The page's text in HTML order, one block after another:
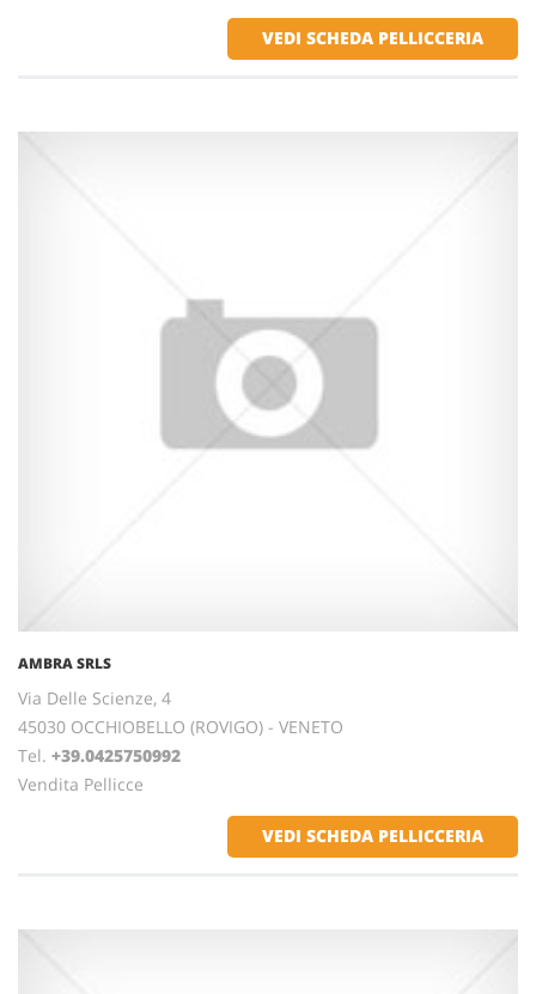
VEDI SCHEDA PELLICCERIA
AMBRA SRLS
Via Delle Scienze, 4
45030 OCCHIOBELLO (ROVIGO) - VENETO
Tel. +39.0425750992
Vendita Pellicce
VEDI SCHEDA PELLICCERIA